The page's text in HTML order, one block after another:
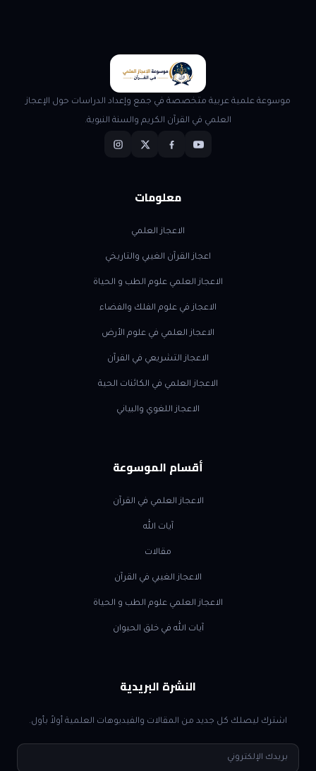
موسوعة علمية عربية متخصصة في جمع وإعداد الدراسات حول الإعجاز
العلمي في القرآن الكريم والسنة النبوية.
معلومات
الاعجاز العلمي
اعجاز القرآن الغيبي والتاريخي
الاعجاز العلمي علوم الطب و الحياة
الاعجاز في علوم الفلك والفضاء
الاعجاز العلمي في علوم الأرض
الاعجاز التشريعي في القرآن
الاعجاز العلمي في الكائنات الحية
الاعجاز اللغوي والبياني
أقسام الموسوعة
الاعجاز العلمي في القرآن
آيات الله
مقالات
الاعجاز الغيبي في القرآن
الاعجاز العلمي علوم الطب و الحياة
آيات الله في خلق الحيوان
النشرة البريدية
اشترك ليصلك كل جديد من المقالات والفيديوهات العلمية أولاً بأول.
البريد